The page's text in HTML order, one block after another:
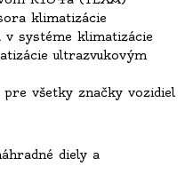
klimatizácie
v systéme klimatizácie
ultrazvukovým
všetky značky vozidiel
diely a